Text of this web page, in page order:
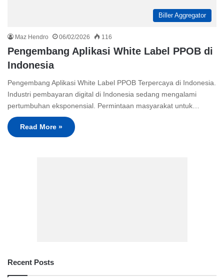
Biller Aggregator
Maz Hendro 06/02/2026 116
Pengembang Aplikasi White Label PPOB di
Indonesia
Pengembang Aplikasi White Label PPOB Terpercaya di Indonesia.
Industri pembayaran digital di Indonesia sedang mengalami
pertumbuhan eksponensial. Permintaan masyarakat untuk…
Read More »
Recent Posts